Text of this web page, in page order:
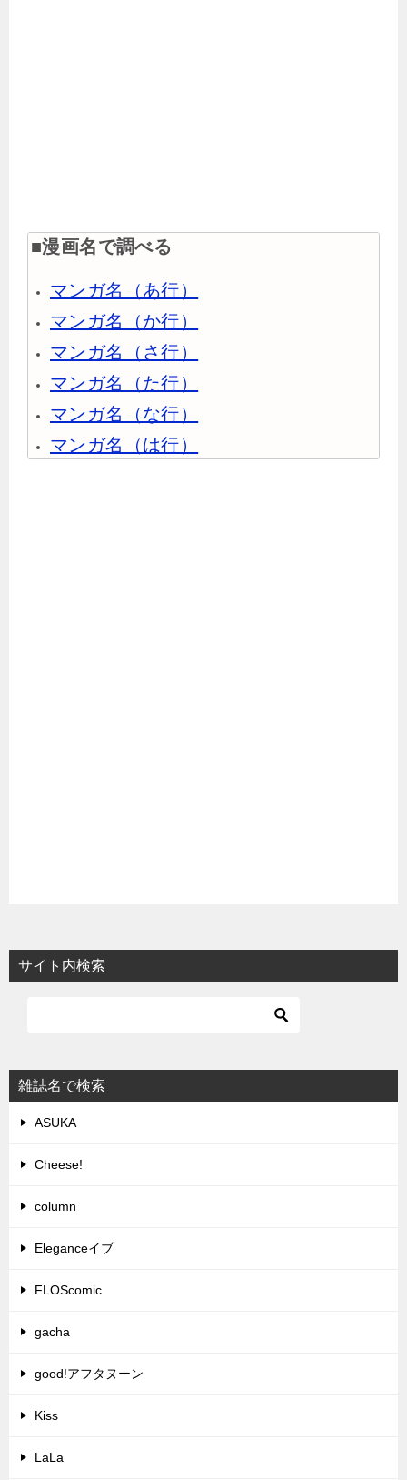
■漫画名で調べる
マンガ名（あ行）
マンガ名（か行）
マンガ名（さ行）
マンガ名（た行）
マンガ名（な行）
マンガ名（は行）
サイト内検索
雑誌名で検索
ASUKA
Cheese!
column
Eleganceイブ
FLOScomic
gacha
good!アフタヌーン
Kiss
LaLa